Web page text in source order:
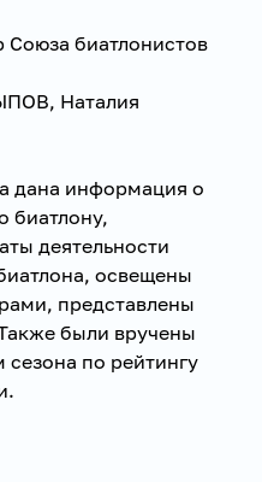
Союза биатлонистов
Наталия
дана информация о
биатлону,
деятельности
освещены
представлены
были вручены
по рейтингу